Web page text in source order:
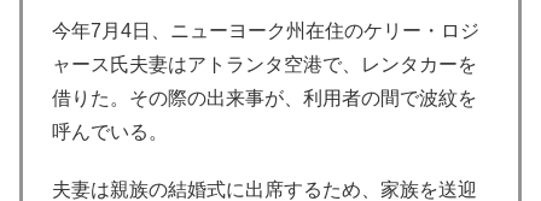
今年7月4日、ニューヨーク州在住のケリー・ロジ
ャース氏夫妻はアトランタ空港で、レンタカーを
借りた。その際の出来事が、利用者の間で波紋を
呼んでいる。
夫妻は親族の結婚式に出席するため、家族を送迎